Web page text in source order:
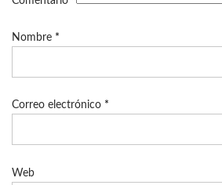
Nombre *
Correo electrónico *
Web